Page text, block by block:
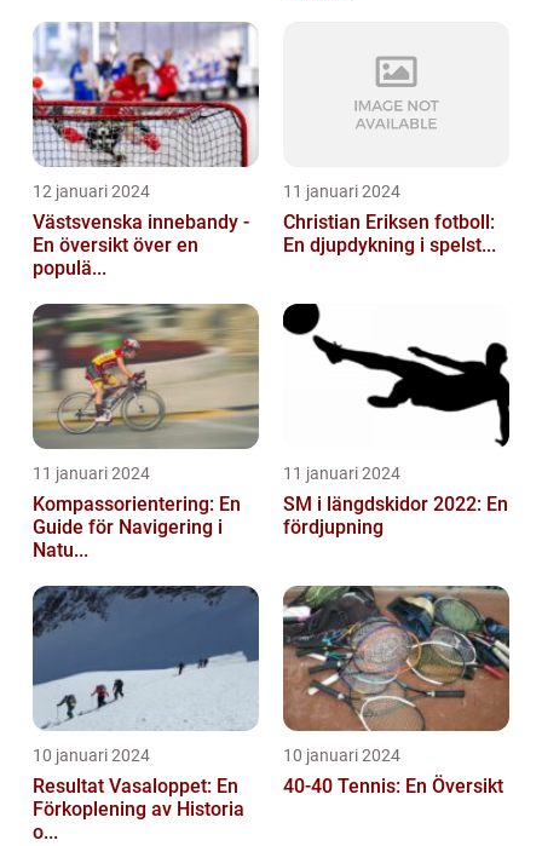
12 januari 2024
Västsvenska innebandy -
En översikt över en
populä...
11 januari 2024
Christian Eriksen fotboll:
En djupdykning i spelst...
11 januari 2024
Kompassorientering: En
Guide för Navigering i
Natu...
11 januari 2024
SM i längdskidor 2022: En
fördjupning
10 januari 2024
Resultat Vasaloppet: En
Förkoplening av Historia
o...
10 januari 2024
40-40 Tennis: En Översikt